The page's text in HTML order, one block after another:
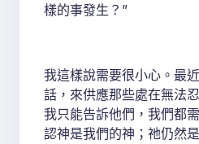
樣的事發生？”
我這樣說需要很小心。最
話，來供應那些處在無法
我只能告訴他們，我們都
認神是我們的神；祂仍然